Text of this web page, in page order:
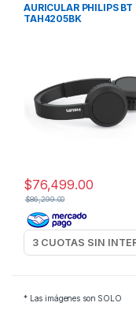
AURICULAR PHILIPS BT
TAH4205BK
$76,499.00
$86,299.00
* Las imágenes son SOLO